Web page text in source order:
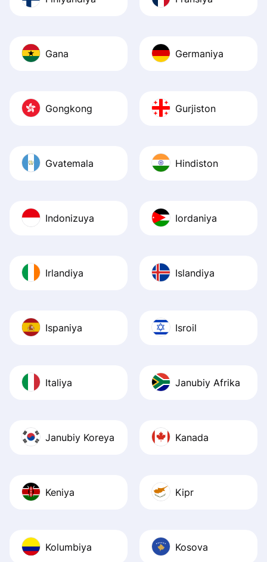
Gana Germaniya
Gongkong Gurjiston
Gvatemala Hindiston
Indonizuya Iordaniya
Irlandiya Islandiya
Ispaniya Isroil
Italiya Janubiy Afrika
Janubiy Koreya Kanada
Keniya Kipr
Kolumbiya Kosova